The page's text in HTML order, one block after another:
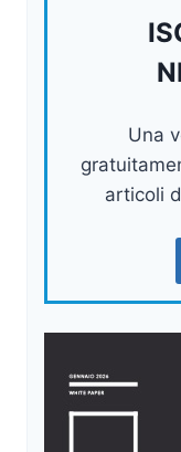
Una
articoli